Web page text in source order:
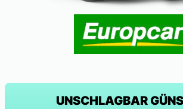
UNSCHLAGBAR